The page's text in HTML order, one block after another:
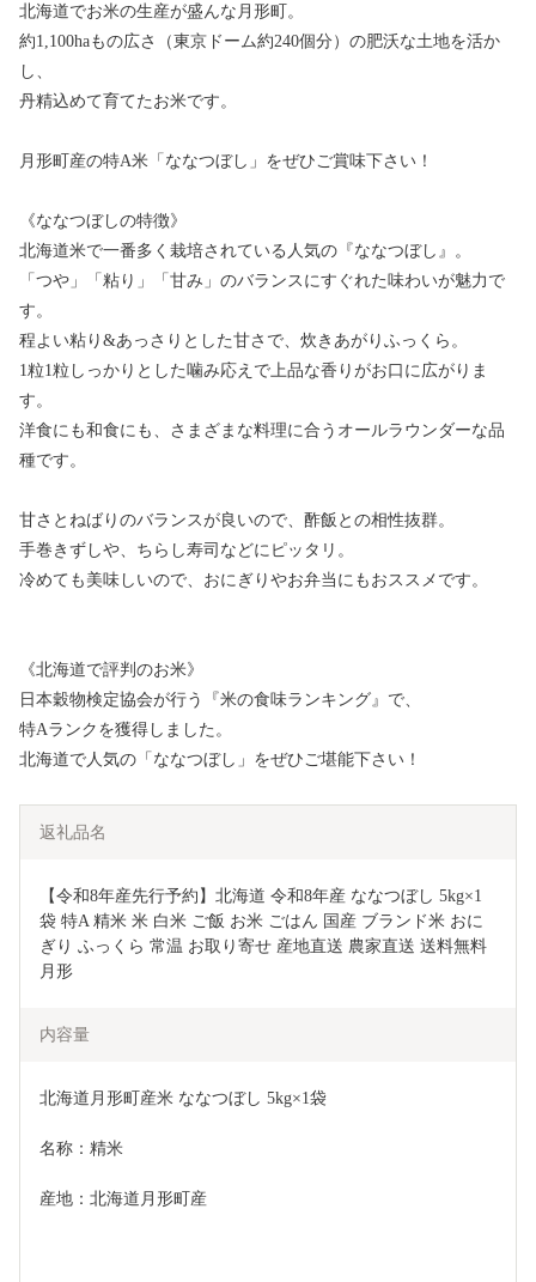
北海道でお米の生産が盛んな月形町。
約1,100haもの広さ（東京ドーム約240個分）の肥沃な土地を活か
し、
丹精込めて育てたお米です。
月形町産の特A米「ななつぼし」をぜひご賞味下さい！
《ななつぼしの特徴》
北海道米で一番多く栽培されている人気の『ななつぼし』。
「つや」「粘り」「甘み」のバランスにすぐれた味わいが魅力で
す。
程よい粘り&あっさりとした甘さで、炊きあがりふっくら。
1粒1粒しっかりとした噛み応えで上品な香りがお口に広がりま
す。
洋食にも和食にも、さまざまな料理に合うオールラウンダーな品
種です。
甘さとねばりのバランスが良いので、酢飯との相性抜群。
手巻きずしや、ちらし寿司などにピッタリ。
冷めても美味しいので、おにぎりやお弁当にもおススメです。
《北海道で評判のお米》
日本穀物検定協会が行う『米の食味ランキング』で、
特Aランクを獲得しました。
北海道で人気の「ななつぼし」をぜひご堪能下さい！
返礼品名
【令和8年産先行予約】北海道 令和8年産 ななつぼし 5kg×1
袋 特A 精米 米 白米 ご飯 お米 ごはん 国産 ブランド米 おに
ぎり ふっくら 常温 お取り寄せ 産地直送 農家直送 送料無料
月形
内容量
北海道月形町産米 ななつぼし 5kg×1袋
名称：精米
産地：北海道月形町産